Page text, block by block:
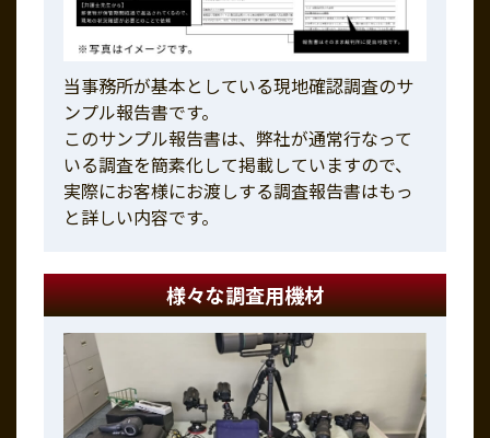
当事務所が基本としている現地確認調査のサ
ンプル報告書です。
このサンプル報告書は、弊社が通常行なって
いる調査を簡素化して掲載していますので、
実際にお客様にお渡しする調査報告書はもっ
と詳しい内容です。
様々な調査用機材